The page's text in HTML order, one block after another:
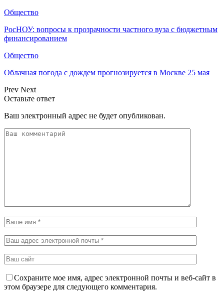
Общество
РосНОУ: вопросы к прозрачности частного вуза с бюджетным
финансированием
Общество
Облачная погода с дождем прогнозируется в Москве 25 мая
Prev Next
Оставьте ответ
Ваш электронный адрес не будет опубликован.
Сохраните мое имя, адрес электронной почты и веб-сайт в
этом браузере для следующего комментария.